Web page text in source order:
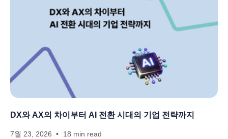
DX와 AX의 차이부터 AI 전환 시대의 기업 전략까지
7월 23, 2026 18 min read